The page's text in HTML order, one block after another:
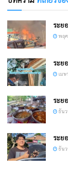
ระย
พฤ
ระย
เม
ระย
ธันว
ระย
ธันว